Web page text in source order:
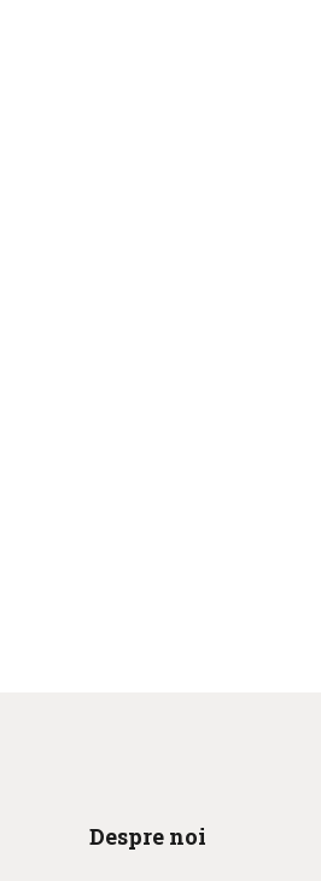
Despre noi